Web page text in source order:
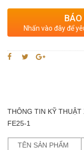
BÁO
Nhấn vào đây để
THÔNG TIN KỸ
FE25-1
TÊN SẢN PHẨM